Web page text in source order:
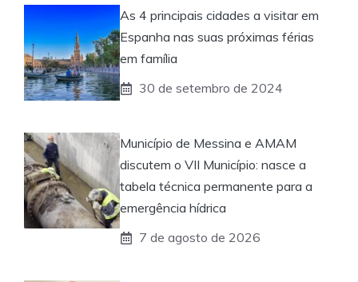
As 4 principais cidades a visitar em
Espanha nas suas próximas férias
em família
30 de setembro de 2024
Município de Messina e AMAM
discutem o VII Município: nasce a
tabela técnica permanente para a
emergência hídrica
7 de agosto de 2026